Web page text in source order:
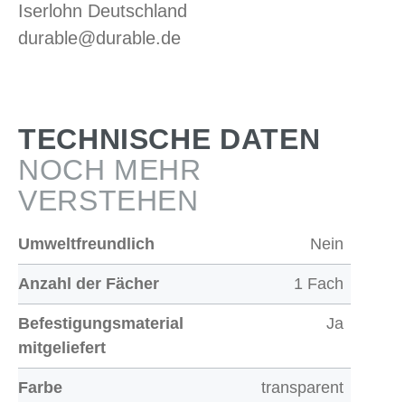
Iserlohn Deutschland
durable@durable.de
TECHNISCHE DATEN
NOCH MEHR
VERSTEHEN
Umweltfreundlich Nein
Anzahl der Fächer 1 Fach
Befestigungsmaterial
mitgeliefert
Ja
Farbe transparent